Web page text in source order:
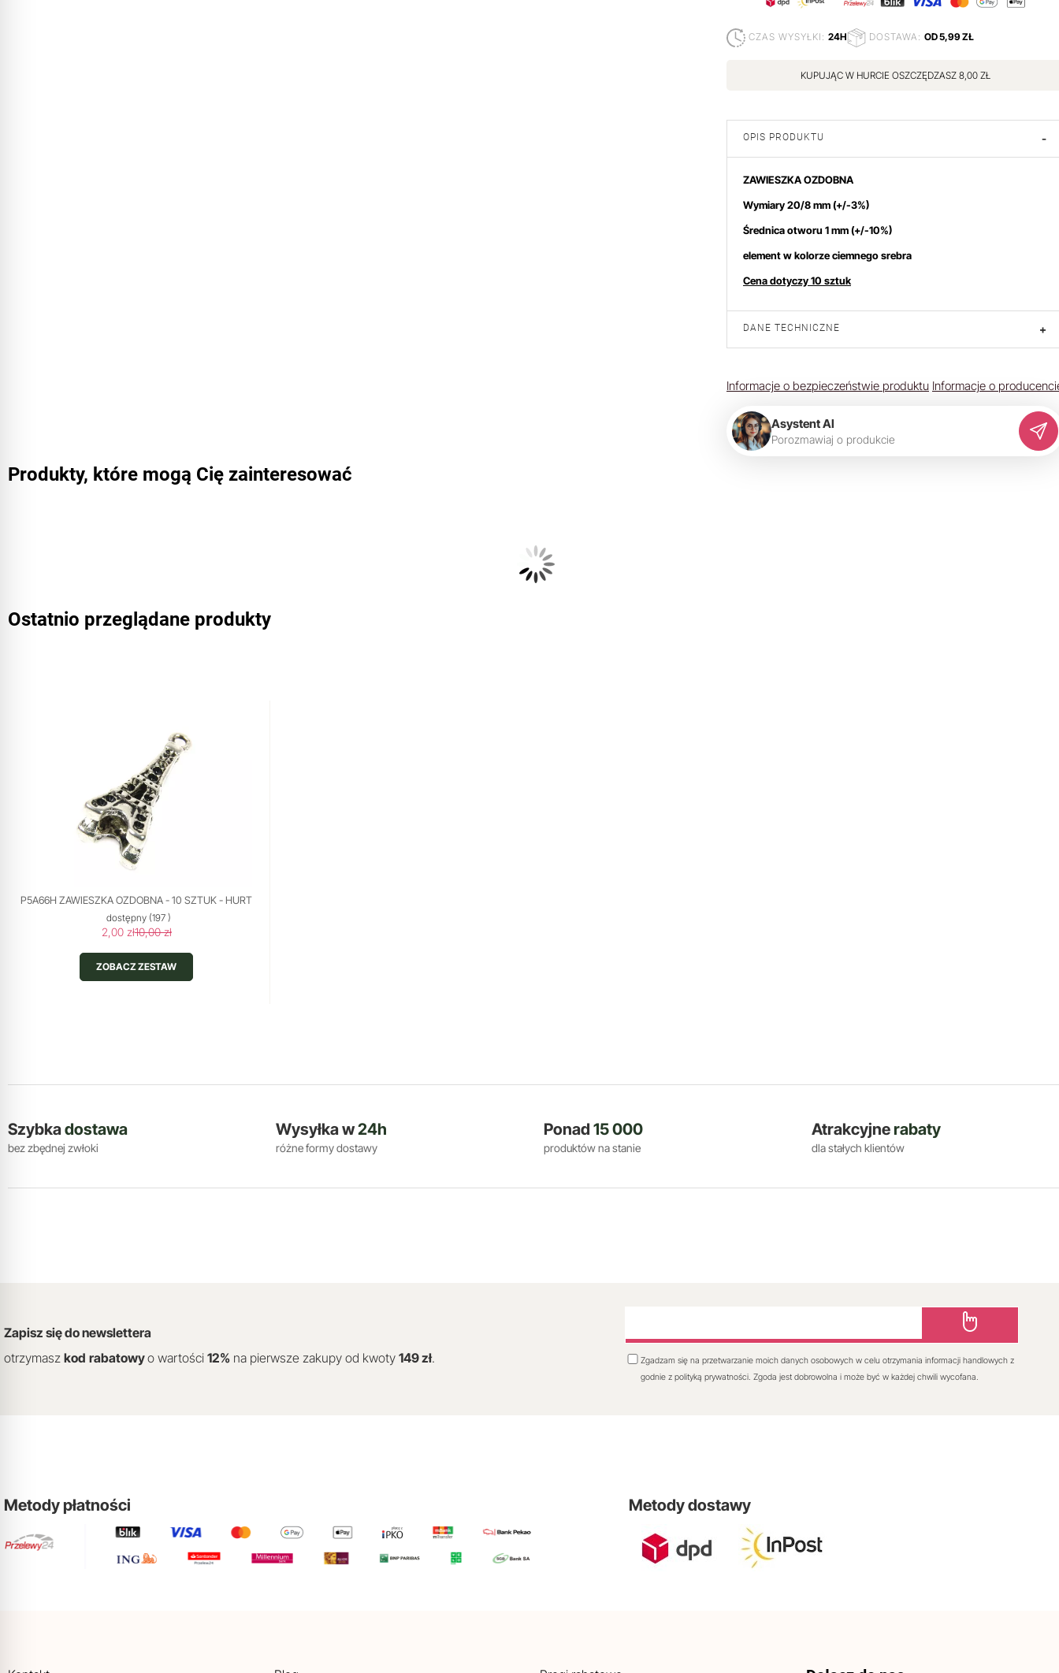
CZAS WYSYŁKI: 24H DOSTAWA: OD 5,99 ZŁ
KUPUJĄC W HURCIE OSZCZĘDZASZ 8,00 ZŁ
OPIS PRODUKTU -
ZAWIESZKA OZDOBNA
Wymiary 20/8 mm (+/-3%)
Średnica otworu 1 mm (+/-10%)
element w kolorze ciemnego srebra
Cena dotyczy 10 sztuk
DANE TECHNICZNE +
Informacje o bezpieczeństwie produktu Informacje o
Asystent AI
Porozmawiaj o produkcie
Produkty, które mogą Cię zainteresować
Ostatnio przeglądane produkty
P5A66H ZAWIESZKA OZDOBNA - 10 SZTUK - HURT
dostępny(197 )
2,00 zł10,00 zł
ZOBACZ ZESTAW
Szybkadostawa
bez zbędnej zwłoki
Wysyłka w24h
różne formy dostawy
Ponad 15 000
produktów na stanie
Atrakcyjnerabaty
dla stałych klientów
Zapisz się do newslettera
otrzymasz kod rabatowyo wartości 12% na pierwsze zakupy od kwoty 149 zł.
Zgadzam się na przetwarzanie moich danych osobowych w celu otrzymania informacji handlowych z
godnie z polityką prywatności. Zgoda jest dobrowolna i może być w każdej chwili wycofana.
Metody płatności Metody dostawy